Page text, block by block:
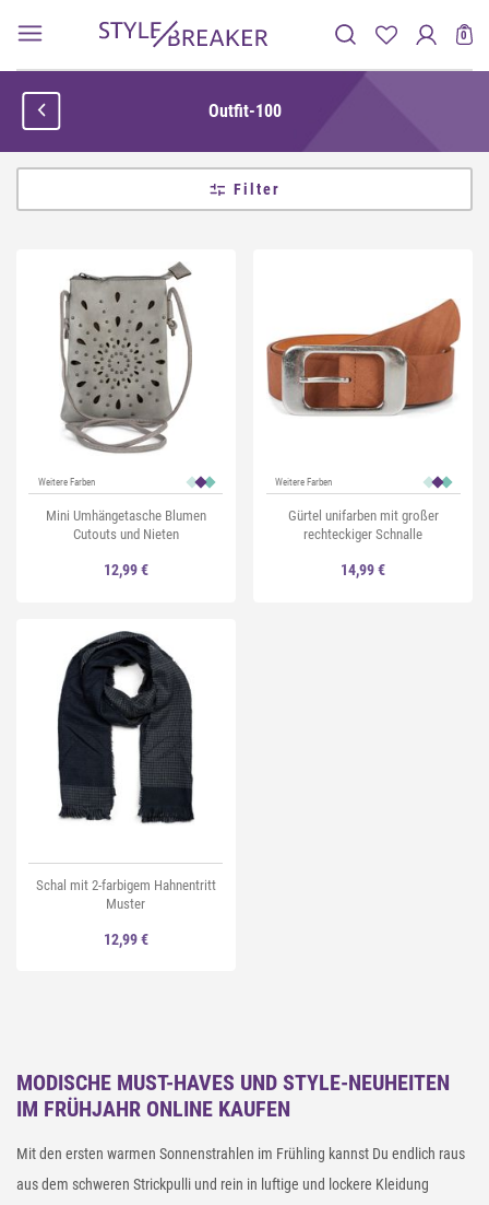
0
Outfit-100
Filter
Weitere Farben
Mini Umhängetasche Blumen
Cutouts und Nieten
12,99 €
Weitere Farben
Gürtel unifarben mit großer
rechteckiger Schnalle
14,99 €
Schal mit 2-farbigem Hahnentritt
Muster
12,99 €
MODISCHE MUST-HAVES UND STYLE-NEUHEITEN
IM FRÜHJAHR ONLINE KAUFEN
Mit den ersten warmen Sonnenstrahlen im Frühling kannst Du endlich raus
aus dem schweren Strickpulli und rein in luftige und lockere Kleidung